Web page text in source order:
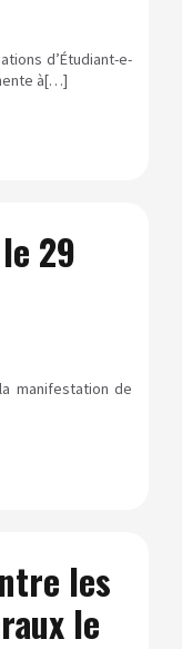
d’Étudiant-e-
à[…]
29
manifestation de
les
le